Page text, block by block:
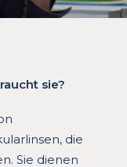
sie?
die
Sie dienen